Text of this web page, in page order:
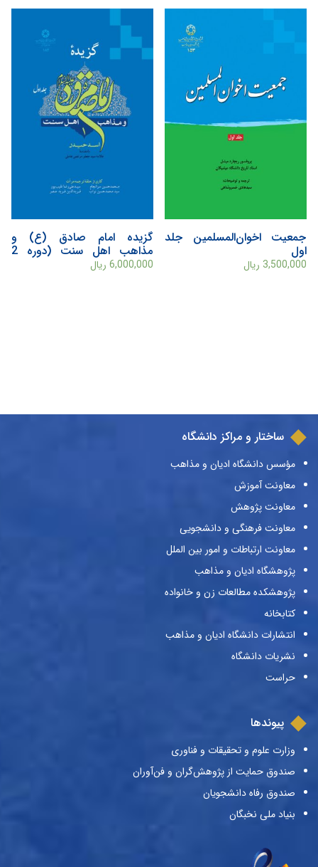
جمعيت اخوان‌المسلمين جلد
اول
3,500,000 ریال
گزیده امام صادق (ع) و
مذاهب اهل سنت (دوره 2
جلدی)
6,000,000 ریال
ساختار و مراکز دانشگاه
مؤسس دانشگاه ادیان و مذاهب
معاونت آموزش
معاونت پژوهش
معاونت فرهنگی و دانشجویی
معاونت ارتباطات و امور بین الملل
پژوهشگاه ادیان و مذاهب
پژوهشکده مطالعات زن و خانواده
کتابخانه
انتشارات دانشگاه ادیان و مذاهب
نشریات دانشگاه
حراست
پیوندها
وزارت علوم و تحقیقات و فناوری
صندوق حمایت از پژوهش‌گران و فن‌آوران
صندوق رفاه دانشجویان
بنیاد ملی نخبگان